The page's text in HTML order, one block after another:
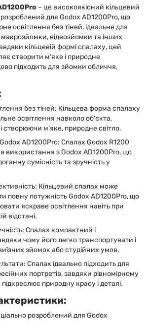
– це високоякісний кільцевий
для Godox AD1200Pro, що
освітлення без тіней, ідеальне для
відеозйомки та інших
кільцевій формі спалаху, цей
створити м'яке і природне
підходить для зйомки обличчя,
без тіней: Кільцева форма спалаху
освітлення навколо об'єкта,
і створюючи м'яке, природне світло.
AD1200Pro: Спалах Godox R1200
використання з Godox AD1200Pro, що
сумісність та зручність у
Кільцевий спалах може
повну потужність Godox AD1200Pro, що
яскраве освітлення навіть при
відстані.
Спалах компактний і
чому його легко транспортувати і
зйомок або студійних умов.
Спалах ідеально підходить для
портретів, завдяки рівномірному
природну красу і деталі.
розроблений для Godox